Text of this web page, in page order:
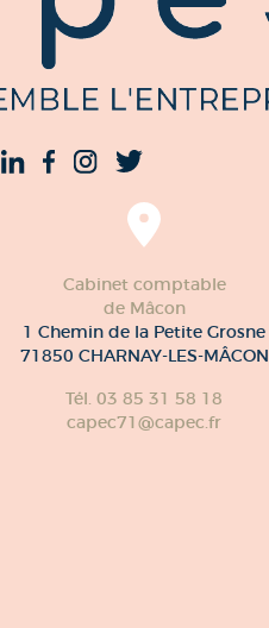
Cabinet comptable
de Mâcon
1 Chemin de la Petite Grosne
71850 CHARNAY-LES-MÂCON
Tél. 03 85 31 58 18
capec71@capec.fr